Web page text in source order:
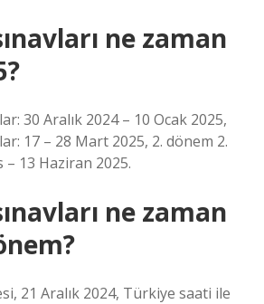
ne zaman
30 Aralık 2024 – 10 Ocak 2025,
17 – 28 Mart 2025, 2. dönem 2.
– 13 Haziran 2025.
ne zaman
21 Aralık 2024, Türkiye saati ile